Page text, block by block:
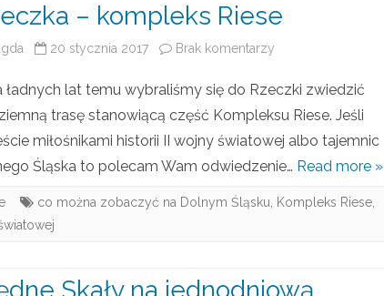
– kompleks Riese
20 stycznia 2017 Brak komentarzy
R
z
e
c
ładnych lat temu wybraliśmy się do Rzeczki zwiedzić
trasę stanowiącą część Kompleksu Riese. Jeśli
miłośnikami historii II wojny światowej albo tajemnic
Śląska to polecam Wam odwiedzenie… Read more »
co można zobaczyć na Dolnym Śląsku Kompleks Riese